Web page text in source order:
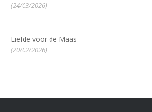
(24/03/2026)
Liefde voor de Maas
(20/02/2026)